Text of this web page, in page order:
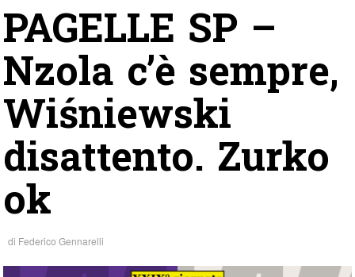
PAGELLE SP –
Nzola c’è sempre,
Wiśniewski
disattento. Zurko
ok
di Federico Gennarelli